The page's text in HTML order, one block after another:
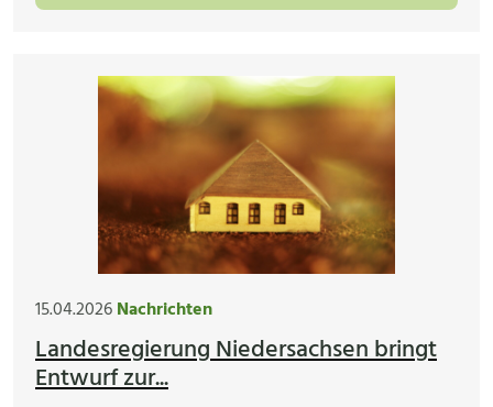
15.04.2026Nachrichten
Landesregierung Niedersachsen bringt
Entwurf zur...